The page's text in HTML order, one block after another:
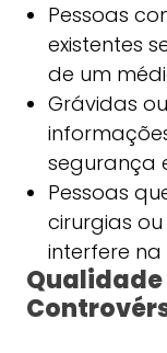
Pessoas
existentes
de um
Grávidas
segurança
Pessoas
cirurgias
interfere
Qualidade